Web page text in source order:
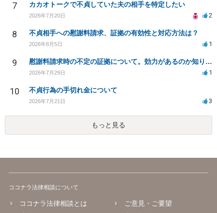
7 カカオトークで不貞していた夫の相手を特定したい
2026年7月20日 2
8 不貞相手への慰謝料請求、証拠の有効性と対応方法は？
2026年8月5日 1
9 慰謝料請求時の不定の証拠について。効力があるのか知りたい。
2026年7月29日 1
10 不貞行為の手切れ金について
2026年7月21日 3
もっと見る
ココナラ法律相談について
ココナラ法律相談とは
ご意見・ご要望